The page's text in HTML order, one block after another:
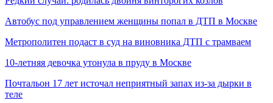
Автобус под управлением женщины попал в ДТП в Москве
Метрополитен подаст в суд на виновника ДТП с трамваем
10-летняя девочка утонула в пруду в Москве
Почтальон 17 лет источал неприятный запах из-за дырки в
теле